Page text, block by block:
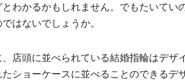
とわかるかもしれません。でもたいて
はないでしょうか。
、店頭に並べられている結婚指輪はデザ
たショーケースに並べることのできるデ